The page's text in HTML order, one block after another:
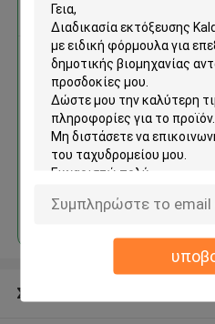
Αποκτήστε την
ειδική
Να
Συνιστώμενα προϊόντα